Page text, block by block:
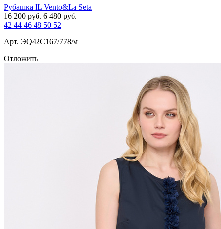
Рубашка IL Vento&La Seta
16 200 руб. 6 480 руб.
42 44 46 48 50 52
Арт. ЭQ42C167/778/м
Отложить